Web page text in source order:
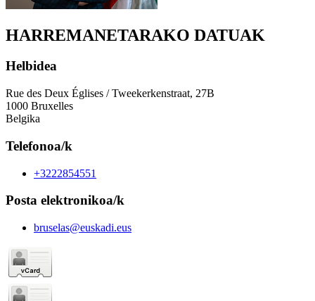
HARREMANETARAKO DATUAK
Helbidea
Rue des Deux Églises / Tweekerkenstraat, 27B
1000 Bruxelles
Belgika
Telefonoa/k
+3222854551
Posta elektronikoa/k
bruselas@euskadi.eus